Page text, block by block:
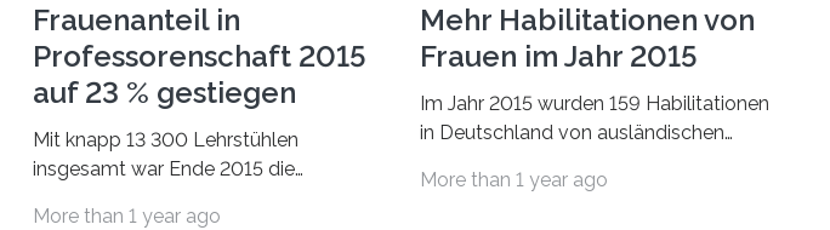
Frauenanteil in
Professorenschaft 2015
auf 23 % gestiegen
Mit knapp 13 300 Lehrstühlen
insgesamt war Ende 2015 die
More than 1 year ago
Mehr Habilitationen von
Frauen im Jahr 2015
Im Jahr 2015 wurden 159 Habilitationen
in Deutschland von ausländischen
Wissenschaftlern erfolgreich beendet.
More than 1 year ago